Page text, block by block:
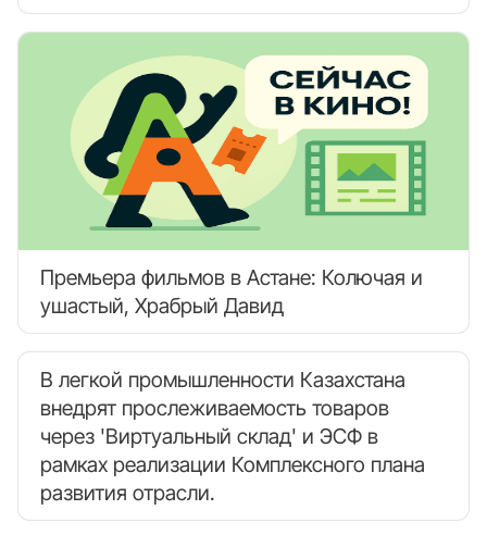
Премьера фильмов в Астане: Колючая и
ушастый, Храбрый Давид
В легкой промышленности Казахстана
внедрят прослеживаемость товаров
через 'Виртуальный склад' и ЭСФ в
рамках реализации Комплексного плана
развития отрасли.